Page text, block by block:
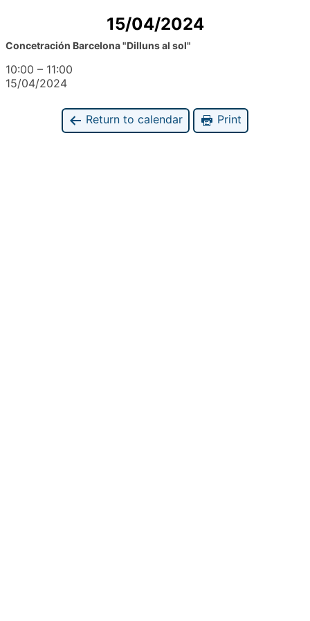
15/04/2024
Concetración Barcelona "Dilluns al sol"
10:00 – 11:00
15/04/2024
Return to calendar Print